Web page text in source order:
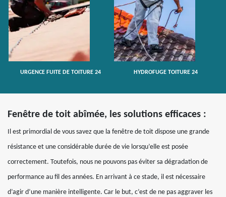
URGENCE FUITE DE TOITURE 24 HYDROFUGE TOITURE 24
Fenêtre de toit abîmée, les solutions efficaces :
Il est primordial de vous savez que la fenêtre de toit dispose une grande
résistance et une considérable durée de vie lorsqu’elle est posée
correctement. Toutefois, nous ne pouvons pas éviter sa dégradation de
performance au fil des années. En arrivant à ce stade, il est nécessaire
d’agir d’une manière intelligente. Car le but, c’est de ne pas aggraver les